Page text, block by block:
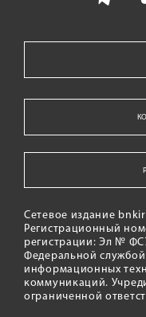
Сетевое издание
Регистрационный
регистрации: Эл №
Федеральной
информационных
коммуникаций.
ограниченной